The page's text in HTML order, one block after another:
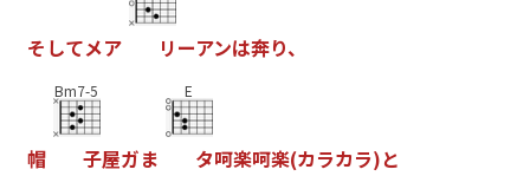
そ してメア リーアンは奔り、
帽
Bm7-5
子屋ガま
E
タ呵楽呵楽(カラカラ)と